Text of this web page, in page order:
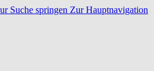
Suche springen Zur Hauptnavigation